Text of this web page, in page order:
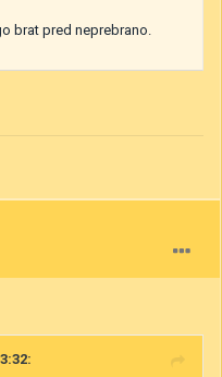
brat pred neprebrano.